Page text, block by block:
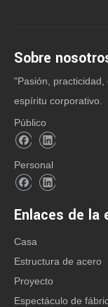
Sobre
"Pasión,
espíritu corporativo.
Público
Personal
Enlaces de la
Casa
Estructura de acero
Proyecto
Espectáculo de